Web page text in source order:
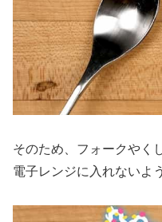
そのため、フォークやく
電子レンジに入れないよ